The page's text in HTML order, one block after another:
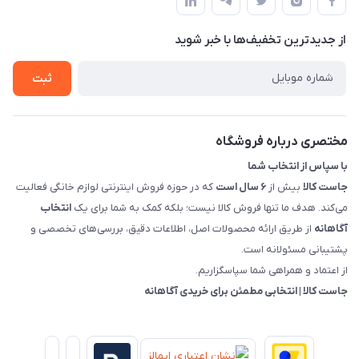
هماهنگی"
حساب کاربری
تماس با ما
پرسش های شما
شرایط و ضوابط گارانتی
روش های بازگرداندن کالا
از جدید‌ترین تخفیف‌ها با‌ خبر شوید
ثبت
مختصری درباره فروشگاه
با سپاس از انتخاب شما
جاست کالا بیش از ۶ سال است
که در حوزه فروش اینترنتی لوازم خانگی فعالیت
می‌کند. هدف ما تنها فروش کالا نیست؛ بلکه کمک به شما برای یک انتخاب
آگاهانه از طریق ارائه محصولات اصل، اطلاعات دقیق، بررسی‌های تخصصی و
پشتیبانی مسئولانه است.
از اعتماد و همراهی شما سپاسگزاریم.
جاست کالا | انتخابی مطمئن برای خریدی آگاهانه